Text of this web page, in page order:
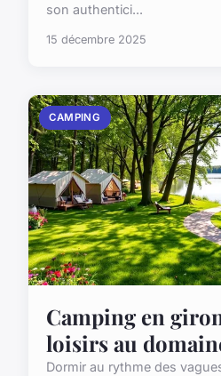
son authentici...
15 décembre 2025
CAMPING
Camping en
loisirs au
Dormir au rythme des